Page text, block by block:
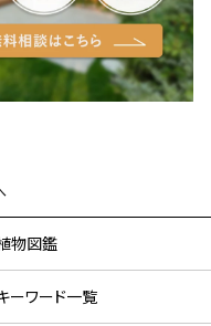
物図鑑
ーワード一覧